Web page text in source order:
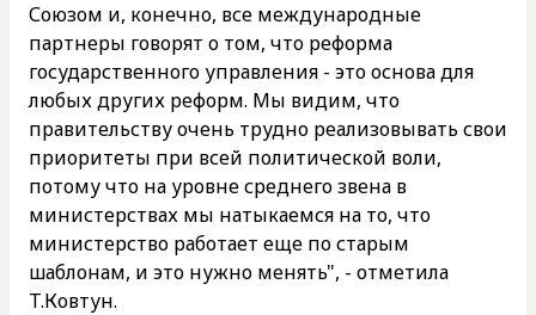
Союзом и, конечно, все международные
партнеры говорят о том, что реформа
государственного управления - это основа для
любых других реформ. Мы видим, что
правительству очень трудно реализовывать свои
приоритеты при всей политической воли,
потому что на уровне среднего звена в
министерствах мы натыкаемся на то, что
министерство работает еще по старым
шаблонам, и это нужно менять", - отметила
Т.Ковтун.